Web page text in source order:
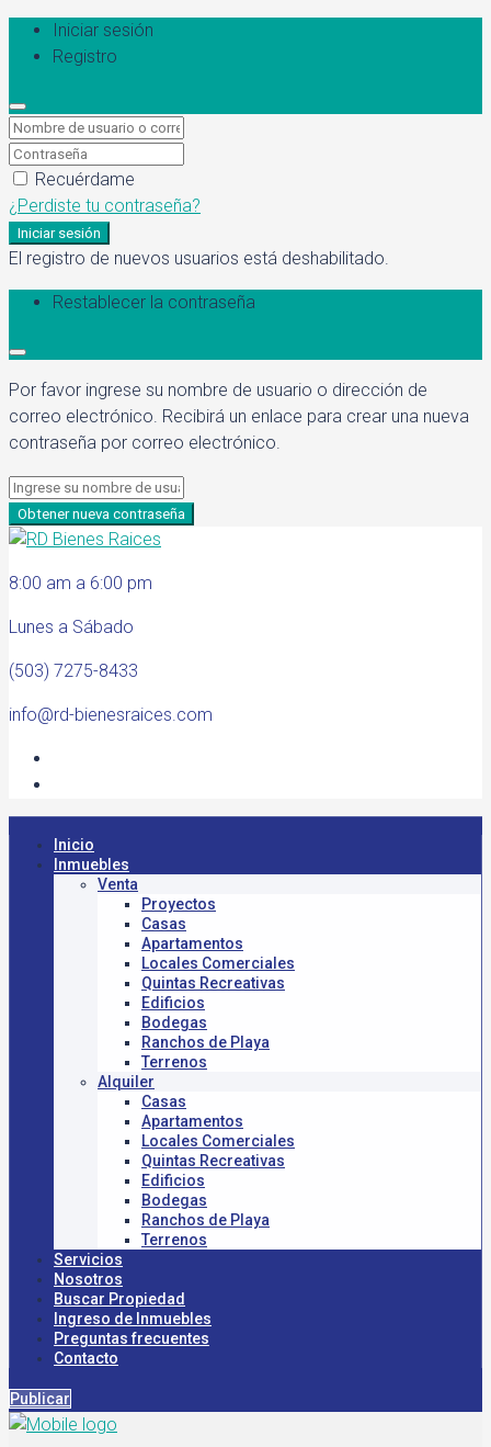
Iniciar sesión
Registro
Recuérdame
¿Perdiste tu contraseña?
Iniciar sesión
El registro de nuevos usuarios está deshabilitado.
Restablecer la contraseña
Por favor ingrese su nombre de usuario o dirección de
correo electrónico. Recibirá un enlace para crear una nueva
contraseña por correo electrónico.
Obtener nueva contraseña
8:00 am a 6:00 pm
Lunes a Sábado
(503) 7275-8433
info@rd-bienesraices.com
Inicio
Inmuebles
Venta
Proyectos
Casas
Apartamentos
Locales Comerciales
Quintas Recreativas
Edificios
Bodegas
Ranchos de Playa
Terrenos
Alquiler
Casas
Apartamentos
Locales Comerciales
Quintas Recreativas
Edificios
Bodegas
Ranchos de Playa
Terrenos
Servicios
Nosotros
Buscar Propiedad
Ingreso de Inmuebles
Preguntas frecuentes
Contacto
Publicar